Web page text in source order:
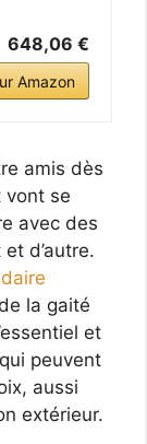
648,06 €
Amazon
amis dès
vont se
avec des
d’autre.
la gaité
et
peuvent
aussi
extérieur.